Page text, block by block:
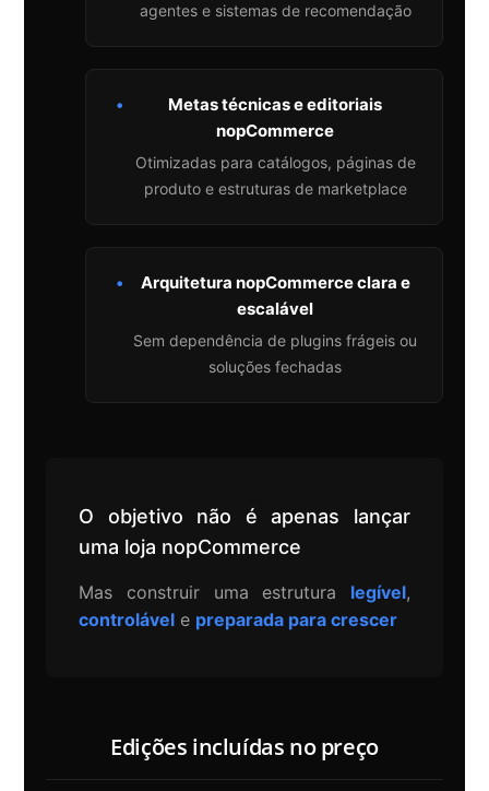
agentes e sistemas de recomendação
•
Metas técnicas e editoriais
nopCommerce
Otimizadas para catálogos, páginas de
produto e estruturas de marketplace
•
Arquitetura nopCommerce clara e
escalável
Sem dependência de plugins frágeis ou
soluções fechadas
O objetivo não é apenas lançar
uma loja nopCommerce
Mas construir uma estrutura legível,
controlável e preparada para crescer
Edições incluídas no preço